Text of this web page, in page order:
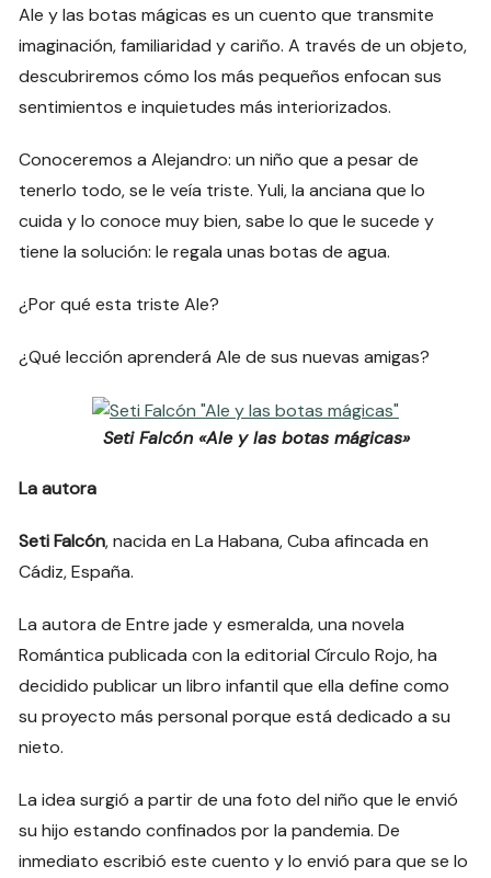
Ale y las botas mágicas es un cuento que transmite
imaginación, familiaridad y cariño. A través de un objeto,
descubriremos cómo los más pequeños enfocan sus
sentimientos e inquietudes más interiorizados.
Conoceremos a Alejandro: un niño que a pesar de
tenerlo todo, se le veía triste. Yuli, la anciana que lo
cuida y lo conoce muy bien, sabe lo que le sucede y
tiene la solución: le regala unas botas de agua.
¿Por qué esta triste Ale?
¿Qué lección aprenderá Ale de sus nuevas amigas?
Seti Falcón «Ale y las botas mágicas»
La autora
Seti Falcón, nacida en La Habana, Cuba afincada en
Cádiz, España.
La autora de Entre jade y esmeralda, una novela
Romántica publicada con la editorial Círculo Rojo, ha
decidido publicar un libro infantil que ella define como
su proyecto más personal porque está dedicado a su
nieto.
La idea surgió a partir de una foto del niño que le envió
su hijo estando confinados por la pandemia. De
inmediato escribió este cuento y lo envió para que se lo